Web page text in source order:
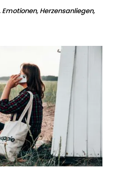
Emotionen, Herzensanliegen,